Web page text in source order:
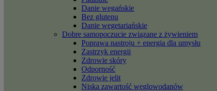
Danie wegańskie
Bez glutenu
Danie wegetariańskie
Dobre samopoczucie związane z żywieniem
Poprawa nastroju + energia dla umysłu
Zastrzyk energii
Zdrowie skóry
Odporność
Zdrowie jelit
Niska zawartość węglowodanów